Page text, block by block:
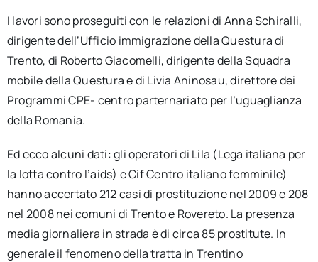
I lavori sono proseguiti con le relazioni di Anna Schiralli,
dirigente dell’Ufficio immigrazione della Questura di
Trento, di Roberto Giacomelli, dirigente della Squadra
mobile della Questura e di Livia Aninosau, direttore dei
Programmi CPE- centro parternariato per l’uguaglianza
della Romania.
Ed ecco alcuni dati: gli operatori di Lila (Lega italiana per
la lotta contro l’aids) e Cif Centro italiano femminile)
hanno accertato 212 casi di prostituzione nel 2009 e 208
nel 2008 nei comuni di Trento e Rovereto. La presenza
media giornaliera in strada è di circa 85 prostitute. In
generale il fenomeno della tratta in Trentino